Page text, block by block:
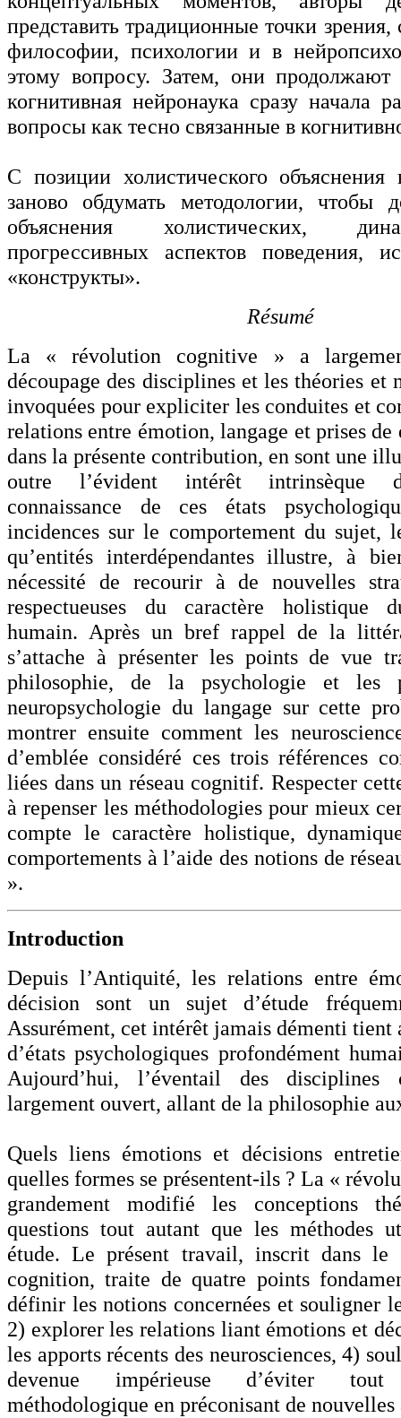
представить традиционные точки
философии, психологии и в
этому вопросу. Затем, они продолжают
когнитивная нейронаука сразу начала
вопросы как тесно связанные в
С позиции холистического объяснения
заново обдумать методологии, чтобы
объяснения холистических,
прогрессивных аспектов поведения,
«конструкты».
Résumé
La « révolution cognitive » a
découpage des disciplines et les théories et
invoquées pour expliciter les conduites et
relations entre émotion, langage et prises de
dans la présente contribution, en sont une
outre l’évident intérêt intrinsèque
connaissance de ces états
incidences sur le comportement du sujet,
qu’entités interdépendantes illustre, à
nécessité de recourir à de nouvelles
respectueuses du caractère holistique
humain. Après un bref rappel de la
s’attache à présenter les points de vue
philosophie, de la psychologie et les
neuropsychologie du langage sur cette
montrer ensuite comment les
d’emblée considéré ces trois références
liées dans un réseau cognitif. Respecter
à repenser les méthodologies pour mieux
compte le caractère holistique,
comportements à l’aide des notions de
».
Introduction
Depuis l’Antiquité, les relations entre
décision sont un sujet d’étude
Assurément, cet intérêt jamais démenti tient
d’états psychologiques profondément
Aujourd’hui, l’éventail des disciplines
largement ouvert, allant de la philosophie
Quels liens émotions et décisions
quelles formes se présentent-ils ? La «
grandement modifié les conceptions
questions tout autant que les méthodes
étude. Le présent travail, inscrit dans le
cognition, traite de quatre points
définir les notions concernées et souligner
2) explorer les relations liant émotions et
les apports récents des neurosciences, 4)
devenue impérieuse d’éviter tout
méthodologique en préconisant de nouvelles